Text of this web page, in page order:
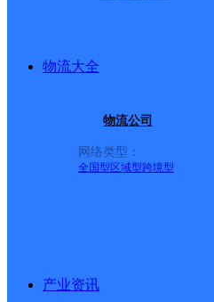
物流大全
物流公司
网络类型：
全国型 区域型跨境型
产业资讯